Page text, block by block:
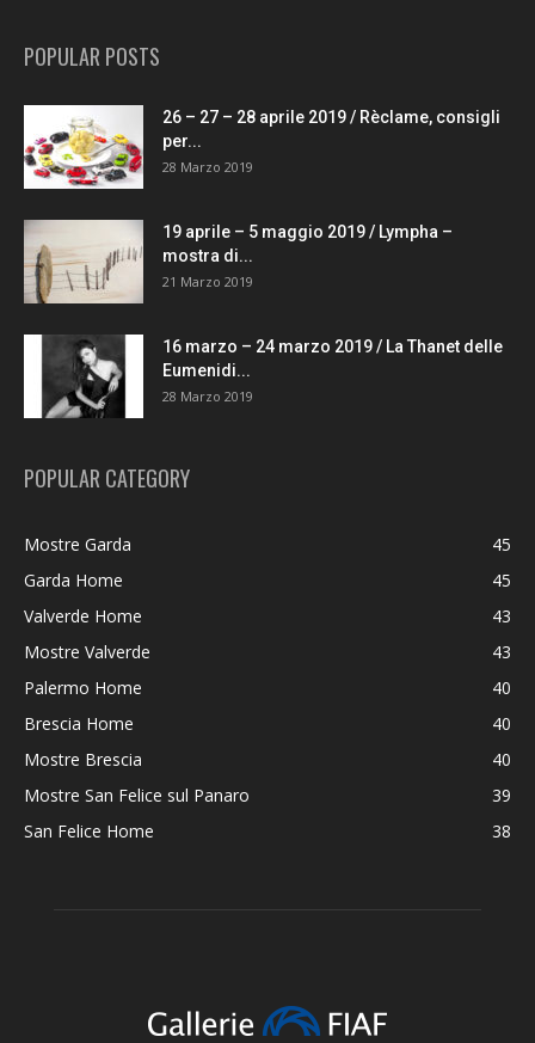
POPULAR POSTS
26 – 27 – 28 aprile 2019 / Rèclame, consigli
per...
28 Marzo 2019
19 aprile – 5 maggio 2019 / Lympha –
mostra di...
21 Marzo 2019
16 marzo – 24 marzo 2019 / La Thanet delle
Eumenidi...
28 Marzo 2019
POPULAR CATEGORY
Mostre Garda
45
Garda Home
45
Valverde Home
43
Mostre Valverde
43
Palermo Home
40
Brescia Home
40
Mostre Brescia
40
Mostre San Felice sul Panaro
39
San Felice Home
38